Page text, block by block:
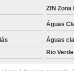
ZfN Zona
Águas
Águas
Rio Verde